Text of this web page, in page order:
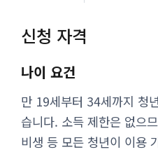
신청 자격
나이 요건
만 19세부터 34세까지 청
습니다. 소득 제한은 없으
비생 등 모든 청년이 이용